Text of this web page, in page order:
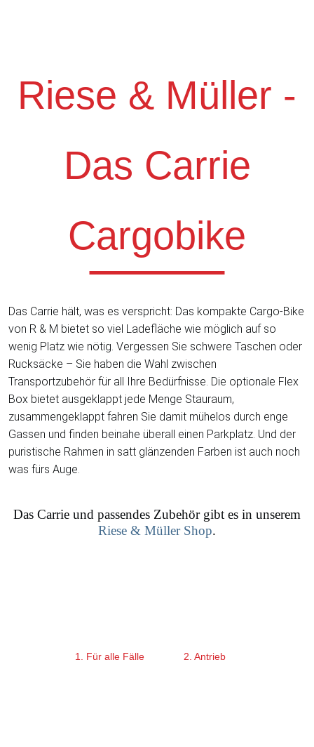
Riese & Müller -
Das Carrie
Cargobike
Das Carrie hält, was es verspricht: Das kompakte Cargo-Bike
von R & M bietet so viel Ladefläche wie möglich auf so
wenig Platz wie nötig. Vergessen Sie schwere Taschen oder
Rucksäcke – Sie haben die Wahl zwischen
Transportzubehör für all Ihre Bedürfnisse. Die optionale Flex
Box bietet ausgeklappt jede Menge Stauraum,
zusammengeklappt fahren Sie damit mühelos durch enge
Gassen und finden beinahe überall einen Parkplatz. Und der
puristische Rahmen in satt glänzenden Farben ist auch noch
was fürs Auge.
Das Carrie und passendes Zubehör gibt es in unserem
Riese & Müller Shop.
1. Für alle Fälle 2. Antrieb